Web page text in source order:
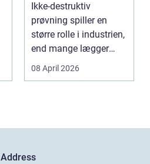
Ikke-destruktiv
prøvning spiller en
større rolle i industrien,
end mange lægger
mærke til i hverdage...
08 April 2026
Address